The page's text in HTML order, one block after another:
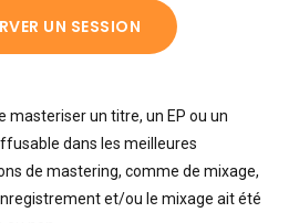
UN SESSION
masteriser un titre, un EP ou un
dans les meilleures
de mastering, comme de mixage,
et/ou le mixage ait été